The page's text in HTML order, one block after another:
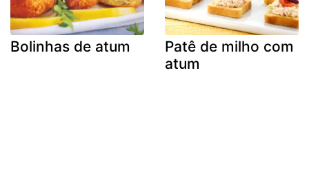
Bolinhas de atum
Patê de milho com
atum